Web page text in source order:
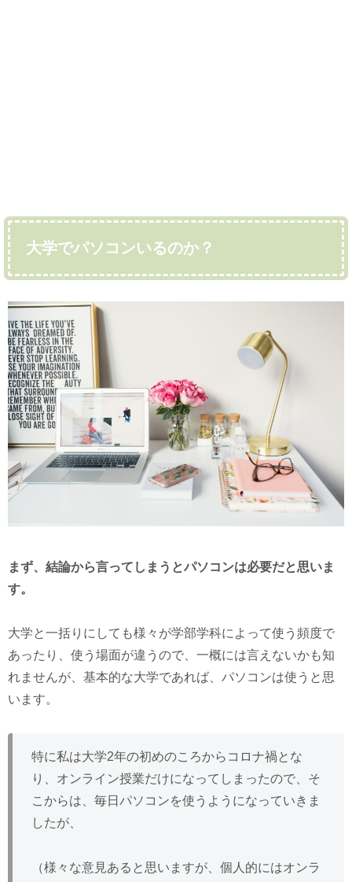
大学でパソコンいるのか？
まず、結論から言ってしまうとパソコンは必要だと思いま
す。
大学と一括りにしても様々が学部学科によって使う頻度で
あったり、使う場面が違うので、一概には言えないかも知
れませんが、基本的な大学であれば、パソコンは使うと思
います。
特に私は大学2年の初めのころからコロナ禍とな
り、オンライン授業だけになってしまったので、そ
こからは、毎日パソコンを使うようになっていきま
したが、
（様々な意見あると思いますが、個人的にはオンラ